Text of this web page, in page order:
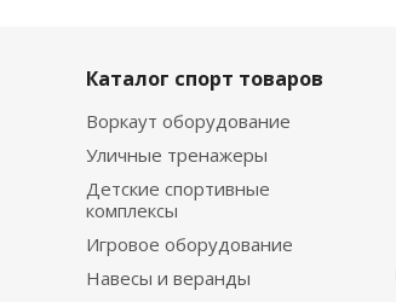
Каталог спорт товаров
Воркаут оборудование
Уличные тренажеры
Детские спортивные
комплексы
Игровое оборудование
Навесы и веранды